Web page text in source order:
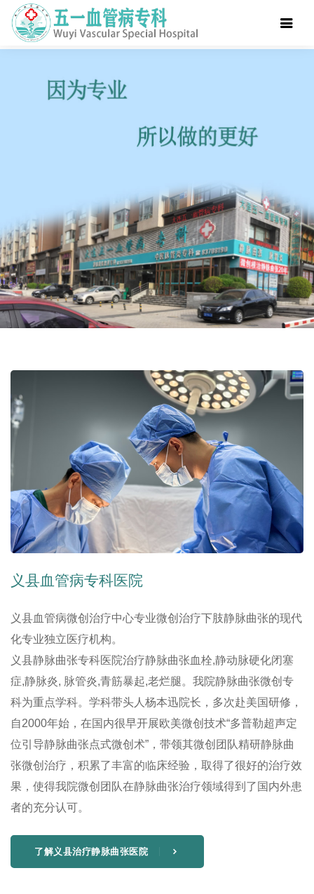
义县血管病专科医院
义县血管病微创治疗中心专业微创治疗下肢静脉曲张的现代
化专业独立医疗机构。
义县静脉曲张专科医院治疗静脉曲张血栓,静动脉硬化闭塞
症,静脉炎, 脉管炎,青筋暴起,老烂腿。我院静脉曲张微创专
科为重点学科。学科带头人杨本迅院长，多次赴美国研修，
自2000年始，在国内很早开展欧美微创技术“多普勒超声定
位引导静脉曲张点式微创术”，带领其微创团队精研静脉曲
张微创治疗，积累了丰富的临床经验，取得了很好的治疗效
果，使得我院微创团队在静脉曲张治疗领域得到了国内外患
者的充分认可。
了解义县治疗静脉曲张医院